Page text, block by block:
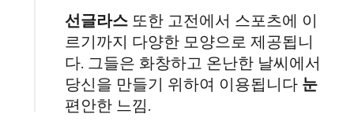
선글라스 또한 고전에서 스포츠에 이
르기까지 다양한 모양으로 제공됩니
다. 그들은 화창하고 온난한 날씨에서
당신을 만들기 위하여 이용됩니다 눈
편안한 느낌.